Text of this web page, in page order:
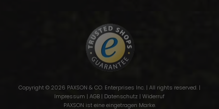
Copyright © 2026 PAXSON & CO. Enterprises Inc. | All rights reserved. |
Impressum | AGB | Datenschutz | Widerruf
PAXSON ist eine eingetragen Marke.